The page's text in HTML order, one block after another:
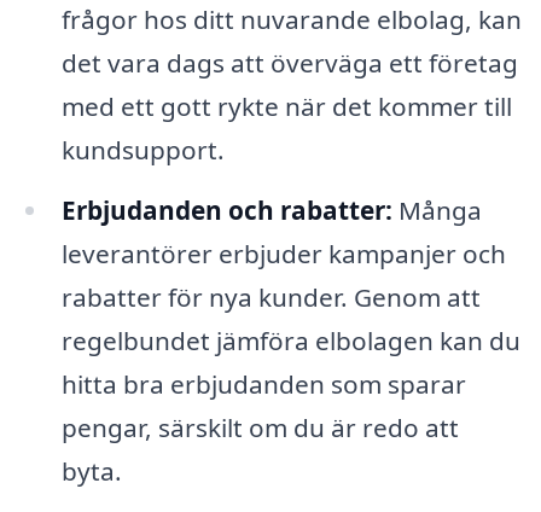
frågor hos ditt nuvarande elbolag, kan
det vara dags att överväga ett företag
med ett gott rykte när det kommer till
kundsupport.
Erbjudanden och rabatter: Många
leverantörer erbjuder kampanjer och
rabatter för nya kunder. Genom att
regelbundet jämföra elbolagen kan du
hitta bra erbjudanden som sparar
pengar, särskilt om du är redo att
byta.